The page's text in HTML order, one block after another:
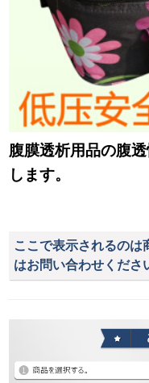
腹膜透析用品の腹
します。
ここで表示されるのは
はお問い合わせくださ